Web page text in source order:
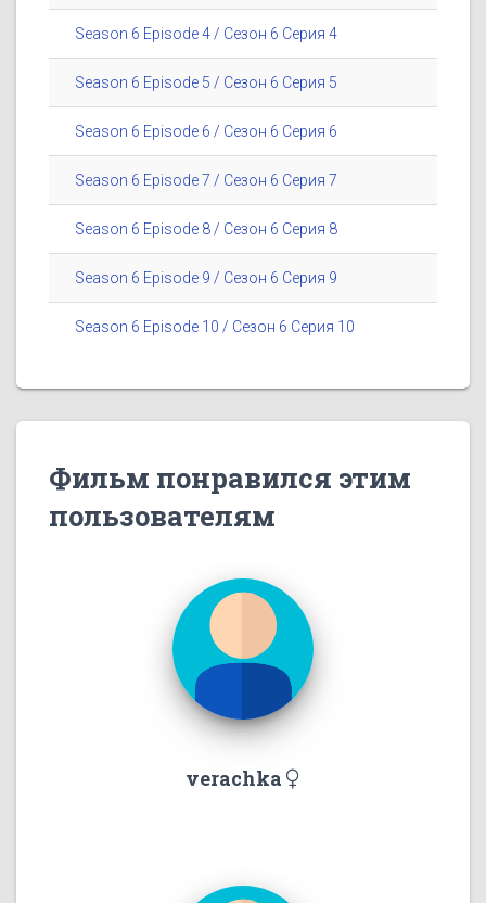
Season 6 Episode 4 / Сезон 6 Серия 4
Season 6 Episode 5 / Сезон 6 Серия 5
Season 6 Episode 6 / Сезон 6 Серия 6
Season 6 Episode 7 / Сезон 6 Серия 7
Season 6 Episode 8 / Сезон 6 Серия 8
Season 6 Episode 9 / Сезон 6 Серия 9
Season 6 Episode 10 / Сезон 6 Серия 10
Фильм понравился этим
пользователям
verachka